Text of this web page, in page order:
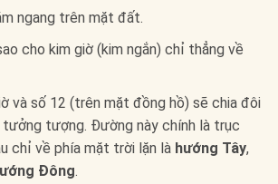
ngang trên mặt đất.
cho kim giờ (kim ngắn) chỉ thẳng về
và số 12 (trên mặt đồng hồ) sẽ chia đôi
tượng. Đường này chính là trục
chỉ về phía mặt trời lặn là hướng Tây,
Đông.